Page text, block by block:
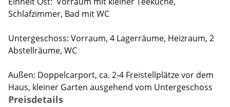
Schlafzimmer, Bad mit WC
Untergeschoss: Vorraum, 4 Lagerräume, Heizraum, 2
Abstellräume, WC
Außen: Doppelcarport, ca. 2-4 Freistellplätze vor dem
Haus, kleiner Garten ausgehend vom Untergeschoss
Preisdetails